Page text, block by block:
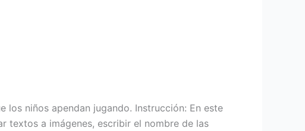
niños apendan jugando. Instrucción: En este
textos a imágenes, escribir el nombre de las